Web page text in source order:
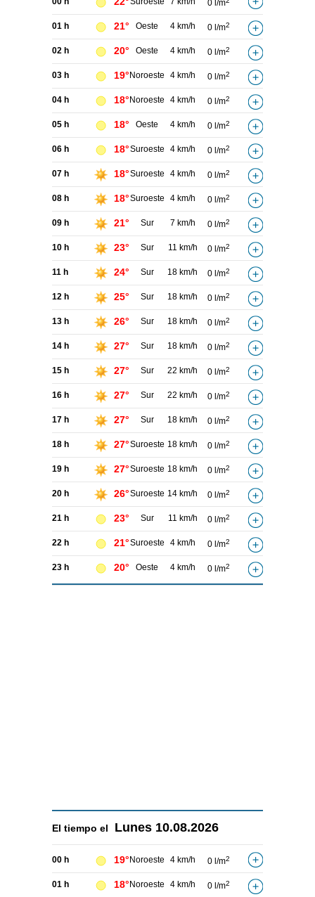
0 l/m
01 h 21° Oeste 4 km/h 0 l/m2
02 h 20° Oeste 4 km/h 0 l/m2
03 h 19° Noroeste 4 km/h 0 l/m2
04 h 18° Noroeste 4 km/h 0 l/m2
05 h 18° Oeste 4 km/h 0 l/m2
06 h 18°Suroeste 4 km/h 0 l/m2
07 h 18°Suroeste 4 km/h 0 l/m2
08 h 18°Suroeste 4 km/h 0 l/m2
09 h 21° Sur 7 km/h 0 l/m2
10 h 23° Sur 11 km/h 0 l/m2
11 h 24° Sur 18 km/h 0 l/m2
12 h 25° Sur 18 km/h 0 l/m2
13 h 26° Sur 18 km/h 0 l/m2
14 h 27° Sur 18 km/h 0 l/m2
15 h 27° Sur 22 km/h 0 l/m2
16 h 27° Sur 22 km/h 0 l/m2
17 h 27° Sur 18 km/h 0 l/m2
18 h 27°Suroeste 18 km/h 0 l/m2
19 h 27°Suroeste 18 km/h 0 l/m2
20 h 26°Suroeste 14 km/h 0 l/m2
21 h 23° Sur 11 km/h 0 l/m2
22 h 21°Suroeste 4 km/h 0 l/m2
23 h 20° Oeste 4 km/h 0 l/m2
El tiempo el Lunes 10.08.2026
00 h 19° Noroeste 4 km/h 0 l/m2
01 h 18° Noroeste 4 km/h 0 l/m2